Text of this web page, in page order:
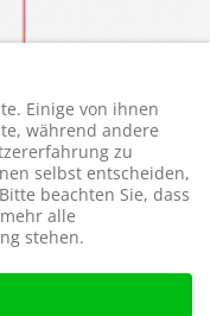
Einige von ihnen
während andere
zu
selbst entscheiden,
beachten Sie, dass
alle
stehen.